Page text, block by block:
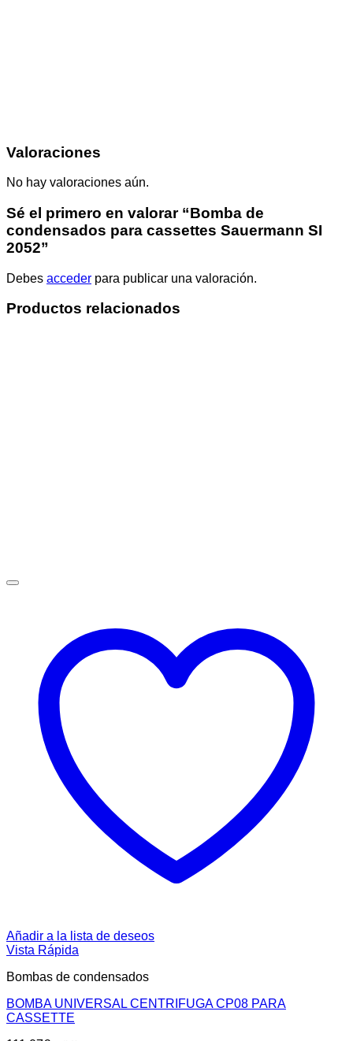
Valoraciones
No hay valoraciones aún.
Sé el primero en valorar “Bomba de
condensados para cassettes Sauermann SI
2052”
Debes acceder para publicar una valoración.
Productos relacionados
Añadir a la lista de deseos
Vista Rápida
Bombas de condensados
BOMBA UNIVERSAL CENTRIFUGA CP08 PARA
CASSETTE